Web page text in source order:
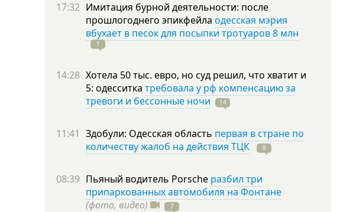
17:32 Имитация бурной деятельности: после
прошлогоднего эпикфейла одесская мэрия
вбухает в песок для посыпки тротуаров 8 млн
1
14:28 Хотела 50 тыс. евро, но суд решил, что хватит и
5: одесситка требовала у рф компенсацию за
тревоги и бессонные ночи
14
11:41 Здобули: Одесская область первая в стране по
количеству жалоб на действия ТЦК
8
08:39 Пьяный водитель Porsche разбил три
припаркованных автомобиля на Фонтане
(фото, видео)
7